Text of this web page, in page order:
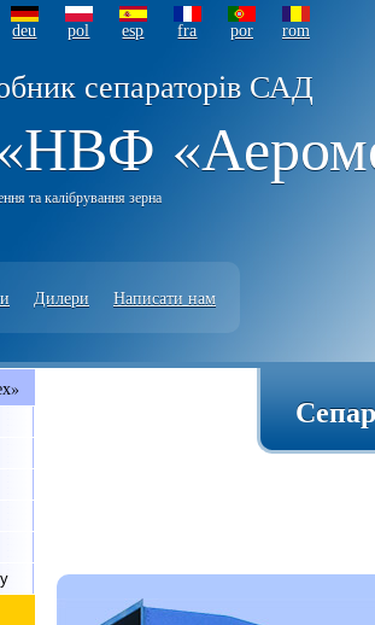
deu pol esp fra por rom
сепараторів САД
та калібрування зерна
Дилери Написати нам